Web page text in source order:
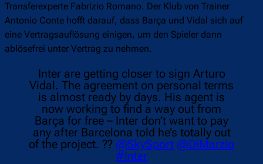
Transferexperte Fabrizio Romano. Der Klub von Trainer
Antonio Conte hofft darauf, dass Barça und Vidal sich auf
eine Vertragsauflösung einigen, um den Spieler dann
ablösefrei unter Vertrag zu nehmen.
Inter are getting closer to sign Arturo
Vidal. The agreement on personal terms
is almost ready by days. His agent is
now working to find a way out from
Barça for free – Inter don’t want to pay
any after Barcelona told he’s totally out
of the project. ?? @SkySport @DiMarzio
#Inter